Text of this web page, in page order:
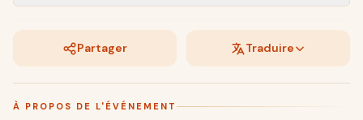
Partager Traduire
À PROPOS DE L'ÉVÉNEMENT